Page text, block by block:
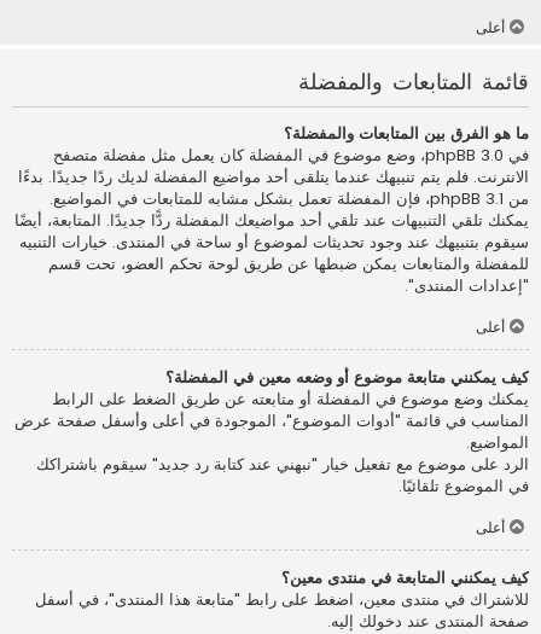
أعلى
قائمة المتابعات والمفضلة
ما هو الفرق بين المتابعات والمفضلة؟
في phpBB 3.0، وضع موضوع في المفضلة كان يعمل مثل مفضلة متصفح
الانترنت. فلم يتم تنبيهك عندما يتلقى أحد مواضيع المفضلة لديك ردًا جديدًا. بدءًا
من phpBB 3.1، فإن المفضلة تعمل بشكل مشابه للمتابعات في المواضيع.
يمكنك تلقي التنبيهات عند تلقي أحد مواضيعك المفضلة ردًّا جديدًا. المتابعة، أيضًا
سيقوم بتنبيهك عند وجود تحديثات لموضوع أو ساحة في المنتدى. خيارات التنبيه
للمفضلة والمتابعات يمكن ضبطها عن طريق لوحة تحكم العضو، تحت قسم
"إعدادات المنتدى".
أعلى
كيف يمكنني متابعة موضوع أو وضعه معين في المفضلة؟
يمكنك وضع موضوع في المفضلة أو متابعته عن طريق الضغط على الرابط
المناسب في قائمة "أدوات الموضوع"، الموجودة في أعلى وأسفل صفحة عرض
المواضيع.
الرد على موضوع مع تفعيل خيار "نبهني عند كتابة رد جديد" سيقوم باشتراكك
في الموضوع تلقائيًا.
أعلى
كيف يمكنني المتابعة في منتدى معين؟
للاشتراك في منتدى معين، اضغط على رابط "متابعة هذا المنتدى"، في أسفل
صفحة المنتدى عند دخولك إليه.